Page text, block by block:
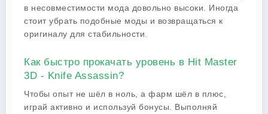
в несовместимости мода довольно высоки. Иногда
стоит убрать подобные моды и возвращаться к
оригиналу для стабильности.
Как быстро прокачать уровень в Hit Master
3D - Knife Assassin?
Чтобы опыт не шёл в ноль, а фарм шёл в плюс,
играй активно и используй бонусы. Выполняй